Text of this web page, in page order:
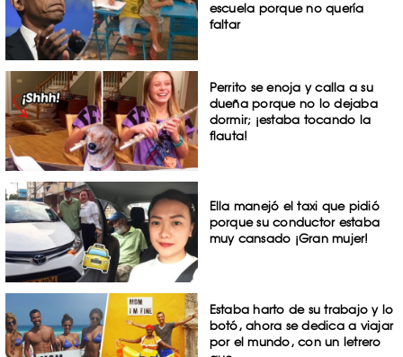
escuela porque no quería
faltar
Perrito se enoja y calla a su
dueña porque no lo dejaba
dormir; ¡estaba tocando la
flauta!
Ella manejó el taxi que pidió
porque su conductor estaba
muy cansado ¡Gran mujer!
Estaba harto de su trabajo y lo
botó, ahora se dedica a viajar
por el mundo, con un letrero